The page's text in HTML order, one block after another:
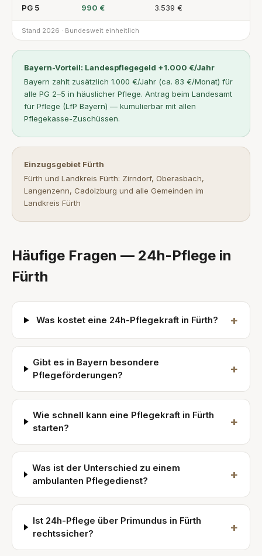
PG 5 990 € 3.539 €
Stand 2026 · Bundesweit einheitlich
Bayern-Vorteil: Landespflegegeld +1.000 €/Jahr
Bayern zahlt zusätzlich 1.000 €/Jahr (ca. 83 €/Monat) für
alle PG 2–5 in häuslicher Pflege. Antrag beim Landesamt
für Pflege (LfP Bayern) — kumulierbar mit allen
Pflegekasse-Zuschüssen.
Einzugsgebiet Fürth
Fürth und Landkreis Fürth: Zirndorf, Oberasbach,
Langenzenn, Cadolzburg und alle Gemeinden im
Landkreis Fürth
Häufige Fragen — 24h-Pflege in
Fürth
Was kostet eine 24h-Pflegekraft in Fürth? +
Gibt es in Bayern besondere
Pflegeförderungen?
+
Wie schnell kann eine Pflegekraft in Fürth
starten?
+
Was ist der Unterschied zu einem
ambulanten Pflegedienst?
+
Ist 24h-Pflege über Primundus in Fürth
rechtssicher?
+